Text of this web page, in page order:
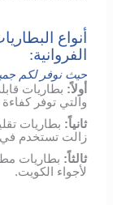
أنواع
الفروانية:
حيث نوفر لكم
أولاً: بطاريات
والتي توفر
ثانياً: بطاريات
زالت تستخدم في
ثالثاً: بطاريات
لأجواء الكويت.